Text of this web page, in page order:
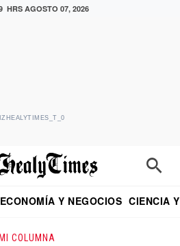
HRS AGOSTO 07, 2026
ECONOMÍA Y NEGOCIOS CIENCIA
MI COLUMNA